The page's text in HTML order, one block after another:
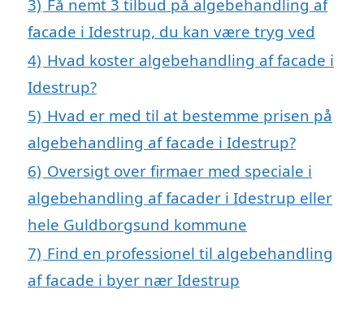
3) Få nemt 3 tilbud på algebehandling af
facade i Idestrup, du kan være tryg ved
4) Hvad koster algebehandling af facade i
Idestrup?
5) Hvad er med til at bestemme prisen på
algebehandling af facade i Idestrup?
6) Oversigt over firmaer med speciale i
algebehandling af facader i Idestrup eller
hele Guldborgsund kommune
7) Find en professionel til algebehandling
af facade i byer nær Idestrup